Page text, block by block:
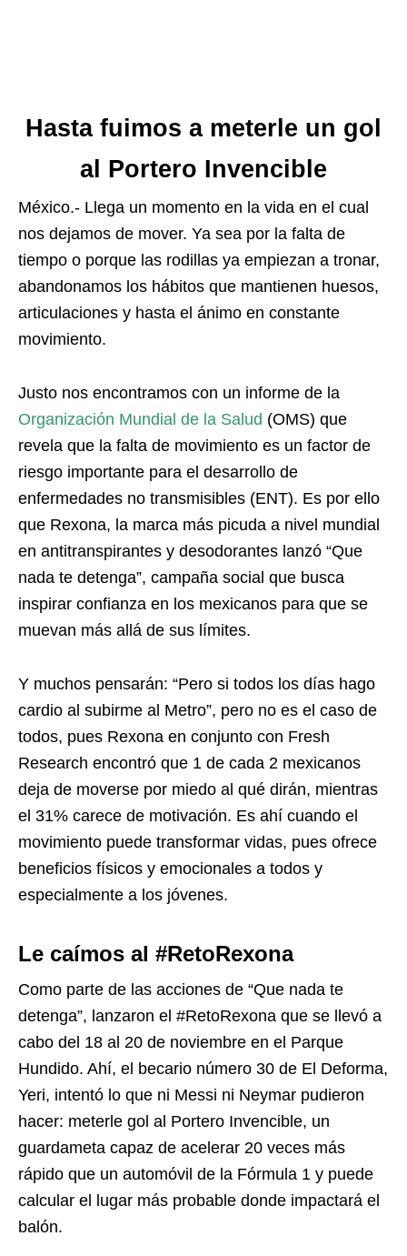
Hasta fuimos a meterle un gol
al Portero Invencible
México.- Llega un momento en la vida en el cual
nos dejamos de mover. Ya sea por la falta de
tiempo o porque las rodillas ya empiezan a tronar,
abandonamos los hábitos que mantienen huesos,
articulaciones y hasta el ánimo en constante
movimiento.
Justo nos encontramos con un informe de la
Organización Mundial de la Salud (OMS) que
revela que la falta de movimiento es un factor de
riesgo importante para el desarrollo de
enfermedades no transmisibles (ENT). Es por ello
que Rexona, la marca más picuda a nivel mundial
en antitranspirantes y desodorantes lanzó “Que
nada te detenga”, campaña social que busca
inspirar confianza en los mexicanos para que se
muevan más allá de sus límites.
Y muchos pensarán: “Pero si todos los días hago
cardio al subirme al Metro”, pero no es el caso de
todos, pues Rexona en conjunto con Fresh
Research encontró que 1 de cada 2 mexicanos
deja de moverse por miedo al qué dirán, mientras
el 31% carece de motivación. Es ahí cuando el
movimiento puede transformar vidas, pues ofrece
beneficios físicos y emocionales a todos y
especialmente a los jóvenes.
Le caímos al #RetoRexona
Como parte de las acciones de “Que nada te
detenga”, lanzaron el #RetoRexona que se llevó a
cabo del 18 al 20 de noviembre en el Parque
Hundido. Ahí, el becario número 30 de El Deforma,
Yeri, intentó lo que ni Messi ni Neymar pudieron
hacer: meterle gol al Portero Invencible, un
guardameta capaz de acelerar 20 veces más
rápido que un automóvil de la Fórmula 1 y puede
calcular el lugar más probable donde impactará el
balón.